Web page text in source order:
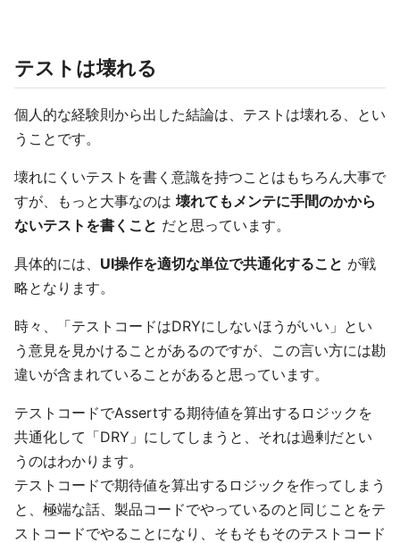
テストは壊れる
個人的な経験則から出した結論は、テストは壊れる、とい
うことです。
壊れにくいテストを書く意識を持つことはもちろん大事で
すが、もっと大事なのは 壊れてもメンテに手間のかから
ないテストを書くこと だと思っています。
具体的には、 UI操作を適切な単位で共通化すること が戦
略となります。
時々、「テストコードはDRYにしないほうがいい」とい
う意見を見かけることがあるのですが、この言い方には勘
違いが含まれていることがあると思っています。
テストコードでAssertする期待値を算出するロジックを
共通化して「DRY」にしてしまうと、それは過剰だとい
うのはわかります。
テストコードで期待値を算出するロジックを作ってしまう
と、極端な話、製品コードでやっているのと同じことをテ
ストコードでやることになり、そもそもそのテストコード